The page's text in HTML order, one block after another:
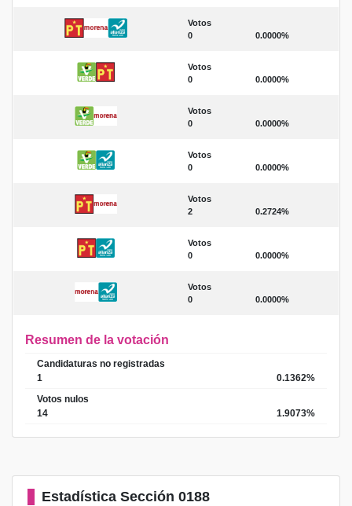
Votos
0
0.0000%
Votos
0
0.0000%
Votos
0
0.0000%
Votos
0
0.0000%
Votos
2
0.2724%
Votos
0
0.0000%
Votos
0
0.0000%
Resumen de la votación
Candidaturas no registradas
1
0.1362%
Votos nulos
14
1.9073%
Estadística Sección 0188